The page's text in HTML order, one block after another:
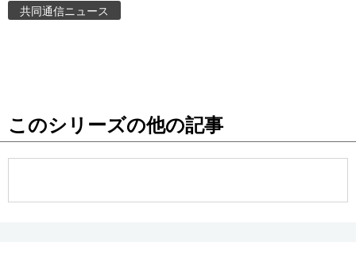
東京
共同通信ニュース
このシリーズの他の記事